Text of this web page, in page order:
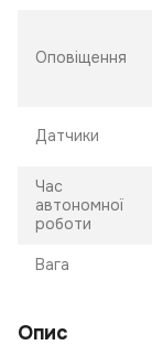
Оповіщення
Датчики
Час
автономної
роботи
Вага
Опис